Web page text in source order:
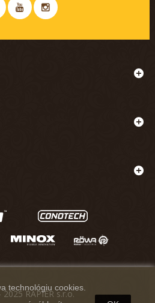
technológiu cookies.
RAPIER s.r.o.